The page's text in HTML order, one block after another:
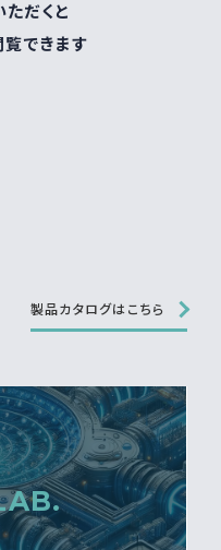
だくと
できます
製品カタログはこちら